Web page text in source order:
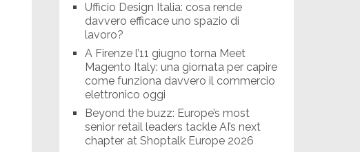
Ufficio Design Italia: cosa rende
davvero efficace uno spazio di
lavoro?
A Firenze l’11 giugno torna Meet
Magento Italy: una giornata per capire
come funziona davvero il commercio
elettronico oggi
Beyond the buzz: Europe’s most
senior retail leaders tackle AI’s next
chapter at Shoptalk Europe 2026